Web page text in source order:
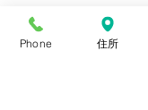
近視Phone 住所